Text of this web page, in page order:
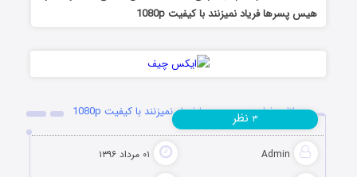
هیس پسرها فریاد نمیزنند با کیفیت 1080p
دانلود فیلم هیس پسرها فریاد نمیزنند با کیفیت 1080p
Admin ۰۱ مرداد ۱۳۹۶
۳ نظر